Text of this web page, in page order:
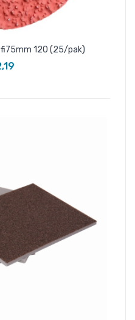
fi75mm 120 (25/pak)